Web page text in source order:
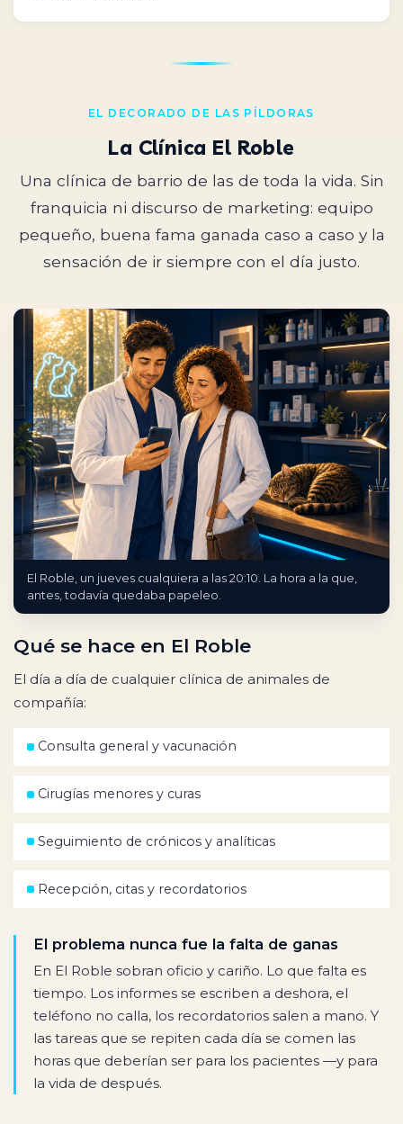
EL DECORADO DE LAS PÍLDORAS
La Clínica El Roble
Una clínica de barrio de las de toda la vida. Sin
franquicia ni discurso de marketing: equipo
pequeño, buena fama ganada caso a caso y la
sensación de ir siempre con el día justo.
El Roble, un jueves cualquiera a las 20:10. La hora a la que,
antes, todavía quedaba papeleo.
Qué se hace en El Roble
El día a día de cualquier clínica de animales de
compañía:
Consulta general y vacunación
Cirugías menores y curas
Seguimiento de crónicos y analíticas
Recepción, citas y recordatorios
El problema nunca fue la falta de ganas
En El Roble sobran oficio y cariño. Lo que falta es
tiempo. Los informes se escriben a deshora, el
teléfono no calla, los recordatorios salen a mano. Y
las tareas que se repiten cada día se comen las
horas que deberían ser para los pacientes —y para
la vida de después.